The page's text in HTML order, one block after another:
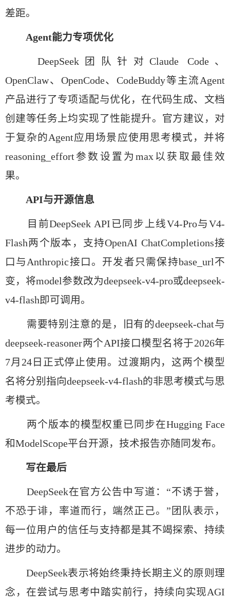
差距。
Agent能力专项优化
DeepSeek团队针对Claude Code、
OpenClaw、OpenCode、CodeBuddy等主流Agent
产品进行了专项适配与优化，在代码生成、文档
创建等任务上均实现了性能提升。官方建议，对
于复杂的Agent应用场景应使用思考模式，并将
reasoning_effort参数设置为max以获取最佳效
果。
API与开源信息
目前DeepSeek API已同步上线V4-Pro与V4-
Flash两个版本，支持OpenAI ChatCompletions接
口与Anthropic接口。开发者只需保持base_url不
变，将model参数改为deepseek-v4-pro或deepseek-
v4-flash即可调用。
需要特别注意的是，旧有的deepseek-chat与
deepseek-reasoner两个API接口模型名将于2026年
7月24日正式停止使用。过渡期内，这两个模型
名将分别指向deepseek-v4-flash的非思考模式与思
考模式。
两个版本的模型权重已同步在Hugging Face
和ModelScope平台开源，技术报告亦随同发布。
写在最后
DeepSeek在官方公告中写道：“不诱于誉，
不恐于诽，率道而行，端然正己。”团队表示，
每一位用户的信任与支持都是其不竭探索、持续
进步的动力。
DeepSeek表示将始终秉持长期主义的原则理
念，在尝试与思考中踏实前行，持续向实现AGI